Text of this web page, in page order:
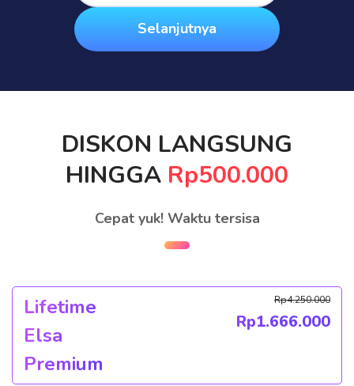
Selanjutnya
DISKON LANGSUNG
HINGGA Rp500.000
Cepat yuk! Waktu tersisa
Lifetime
Elsa
Premium
Rp4.250.000
Rp1.666.000